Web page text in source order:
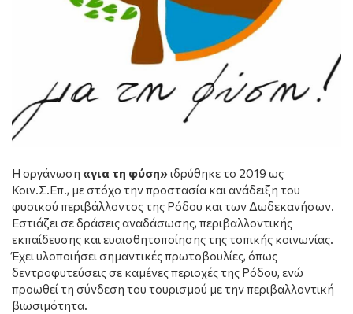
Η οργάνωση «για τη φύση» ιδρύθηκε το 2019 ως
Κοιν.Σ.Επ., με στόχο την προστασία και ανάδειξη του
φυσικού περιβάλλοντος της Ρόδου και των Δωδεκανήσων.
Εστιάζει σε δράσεις αναδάσωσης, περιβαλλοντικής
εκπαίδευσης και ευαισθητοποίησης της τοπικής κοινωνίας.
Έχει υλοποιήσει σημαντικές πρωτοβουλίες, όπως
δεντροφυτεύσεις σε καμένες περιοχές της Ρόδου, ενώ
προωθεί τη σύνδεση του τουρισμού με την περιβαλλοντική
βιωσιμότητα.